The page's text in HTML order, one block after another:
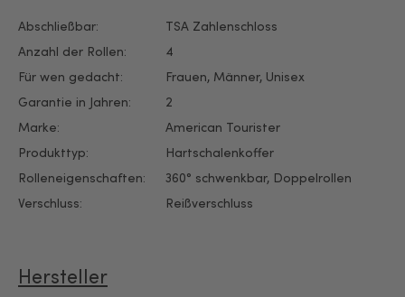
Abschließbar:
TSA Zahlenschloss
Anzahl der Rollen:
4
Für wen gedacht:
Frauen, Männer, Unisex
Garantie in Jahren:
2
Marke:
American Tourister
Produkttyp:
Hartschalenkoffer
Rolleneigenschaften:
360° schwenkbar, Doppelrollen
Verschluss:
Reißverschluss
Hersteller